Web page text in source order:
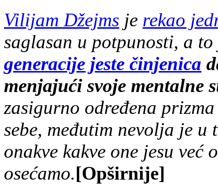
Vilijam Džejms je rekao
saglasan u potpunosti, a
generacije jeste činjenica
menjajući svoje mentalne
zasigurno određena
sebe, međutim nevolja je
onakve kakve one jesu već
osećamo.[Opširnije]